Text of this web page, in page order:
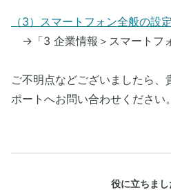
（3）スマートフォン全般の設定
→「3 企業情報＞スマートフ
ご不明点などございましたら
ポートへお問い合わせください。
役に立ちまし